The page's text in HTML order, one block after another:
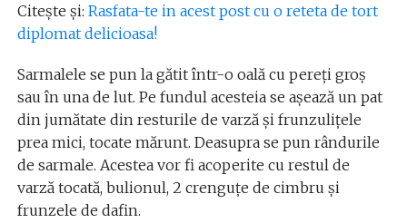
Citește și: Rasfata-te in acest post cu o reteta de tort
diplomat delicioasa!
Sarmalele se pun la gătit într-o oală cu pereți groș
sau în una de lut. Pe fundul acesteia se așează un pat
din jumătate din resturile de varză și frunzulițele
prea mici, tocate mărunt. Deasupra se pun rândurile
de sarmale. Acestea vor fi acoperite cu restul de
varză tocată, bulionul, 2 crenguțe de cimbru și
frunzele de dafin.